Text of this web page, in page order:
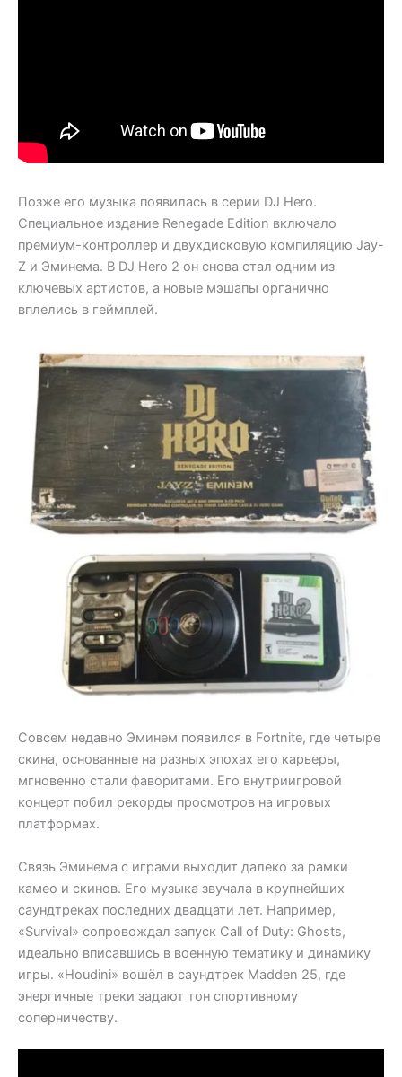
Позже его музыка появилась в серии DJ Hero.
Специальное издание Renegade Edition включало
премиум-контроллер и двухдисковую компиляцию Jay-
Z и Эминема. В DJ Hero 2 он снова стал одним из
ключевых артистов, а новые мэшапы органично
вплелись в геймплей.
Совсем недавно Эминем появился в Fortnite, где четыре
скина, основанные на разных эпохах его карьеры,
мгновенно стали фаворитами. Его внутриигровой
концерт побил рекорды просмотров на игровых
платформах.
Связь Эминема с играми выходит далеко за рамки
камео и скинов. Его музыка звучала в крупнейших
саундтреках последних двадцати лет. Например,
«Survival» сопровождал запуск Call of Duty: Ghosts,
идеально вписавшись в военную тематику и динамику
игры. «Houdini» вошёл в саундтрек Madden 25, где
энергичные треки задают тон спортивному
соперничеству.